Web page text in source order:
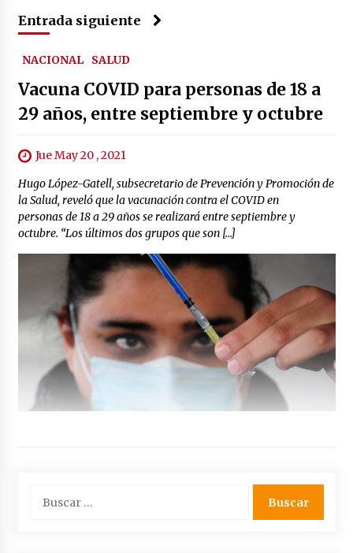
Entrada siguiente
NACIONAL SALUD
Vacuna COVID para personas de 18 a
29 años, entre septiembre y octubre
Jue May 20 , 2021
Hugo López-Gatell, subsecretario de Prevención y Promoción de
la Salud, reveló que la vacunación contra el COVID en
personas de 18 a 29 años se realizará entre septiembre y
octubre. “Los últimos dos grupos que son […]